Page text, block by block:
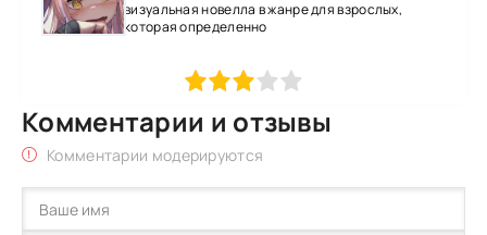
визуальная новелла в жанре для взрослых,
которая определенно
Комментарии и отзывы
Комментарии модерируются